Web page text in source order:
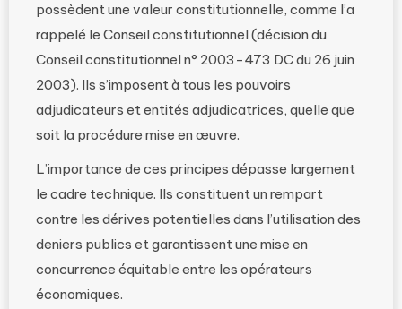
possèdent une valeur constitutionnelle, comme l’a
rappelé le Conseil constitutionnel (décision du
Conseil constitutionnel n° 2003-473 DC du 26 juin
2003). Ils s’imposent à tous les pouvoirs
adjudicateurs et entités adjudicatrices, quelle que
soit la procédure mise en œuvre.
L’importance de ces principes dépasse largement
le cadre technique. Ils constituent un rempart
contre les dérives potentielles dans l’utilisation des
deniers publics et garantissent une mise en
concurrence équitable entre les opérateurs
économiques.